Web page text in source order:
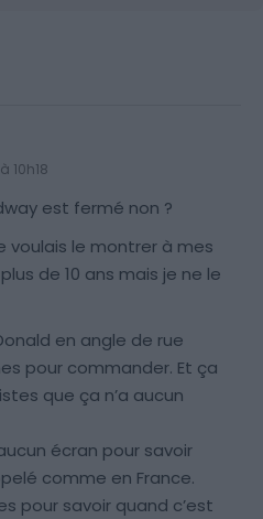
10h18
est fermé non ?
voulais le montrer à mes
de 10 ans mais je ne le
en angle de rue
pour commander. Et ça
que ça n’a aucun
écran pour savoir
comme en France.
pour savoir quand c’est